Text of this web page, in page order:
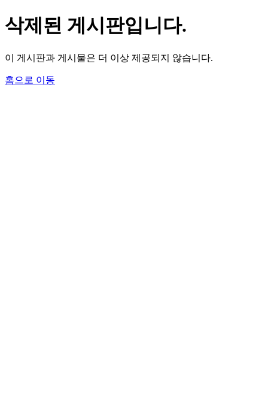
삭제된 게시판입니다.
이 게시판과 게시물은 더 이상 제공되지 않습니다.
홈으로 이동